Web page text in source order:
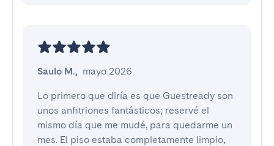
Saulo M., mayo 2026
Lo primero que diría es que Guestready son
unos anfitriones fantásticos; reservé el
mismo día que me mudé, para quedarme un
mes. El piso estaba completamente limpio,